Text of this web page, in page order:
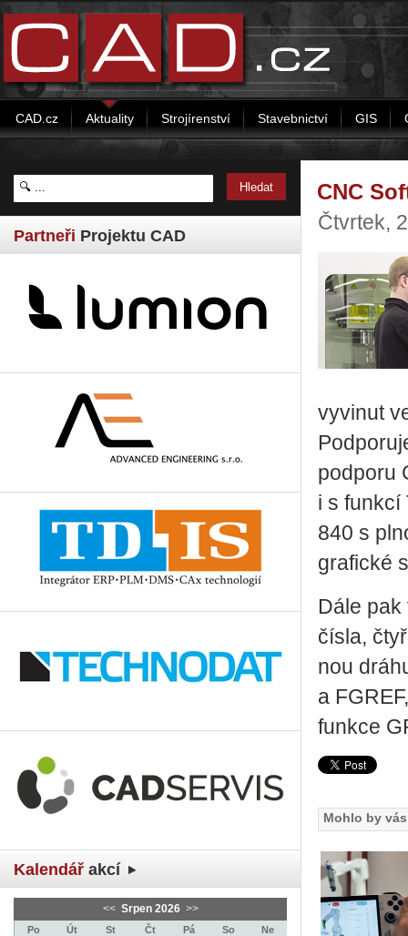
CAD.cz Aktuality Strojírenství Stavebnictví GIS
Partneři Projektu CAD
Kalendář akcí
<< Srpen 2026 >>
Po Út St Čt Pá So
Ne
CNC
Čtvrtek,
vyvinut
podporu
i s funkcí
840 s
grafické
Dále
čísla,
nou
a
funkce
Mohlo by